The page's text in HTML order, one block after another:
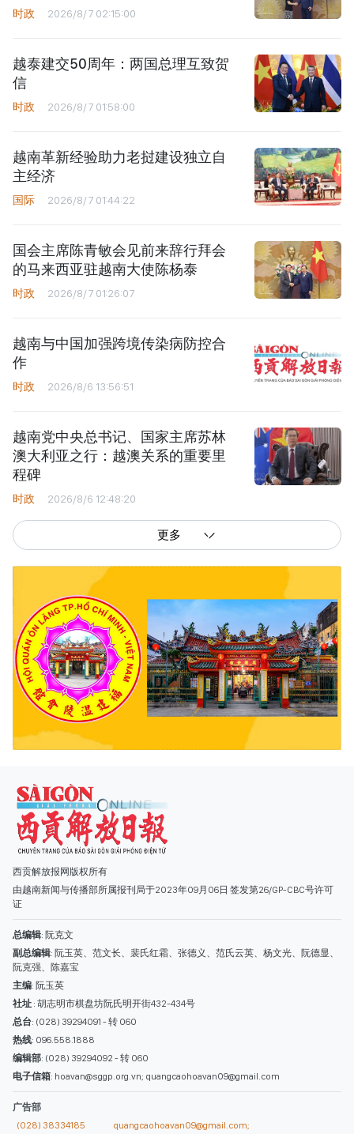
时政 2026/8/7 02:15:00
越泰建交50周年：两国总理互致贺
信
时政 2026/8/7 01:58:00
越南革新经验助力老挝建设独立自
主经济
国际 2026/8/7 01:44:22
国会主席陈青敏会见前来辞行拜会
的马来西亚驻越南大使陈杨泰
时政 2026/8/7 01:26:07
越南与中国加强跨境传染病防控合
作
时政 2026/8/6 13:56:51
越南党中央总书记、国家主席苏林
澳大利亚之行：越澳关系的重要里
程碑
时政 2026/8/6 12:48:20
更多
西贡解放报网版权所有
由越南新闻与传播部所属报刊局于2023年09月06日 签发第26/GP-CBC号许可
证
副总编辑: 阮玉英、范文长、裴氏红霜、张德义、范氏云英、杨文光、阮德显、
阮克强、陈嘉宝
主编: 阮玉英
社址: 胡志明市棋盘坊阮氏明开街432-434号
总台: (028) 39294091 - 转 060
热线: 096.558.1888
编辑部: (028) 39294092 - 转 060
电子信箱
广告部
(028) 38334185
quangcaohoavan09@gmail.com;
类别